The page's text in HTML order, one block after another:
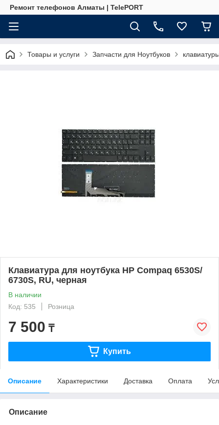
Ремонт телефонов Алматы | TelePORT
Товары и услуги Запчасти для Ноутбуков
Клавиатура для ноутбука HP Compaq 6530S/
6730S, RU, черная
В наличии
Код: 535
Розница
7 500 ₸
Купить
Описание Характеристики Доставка Оплата
Описание